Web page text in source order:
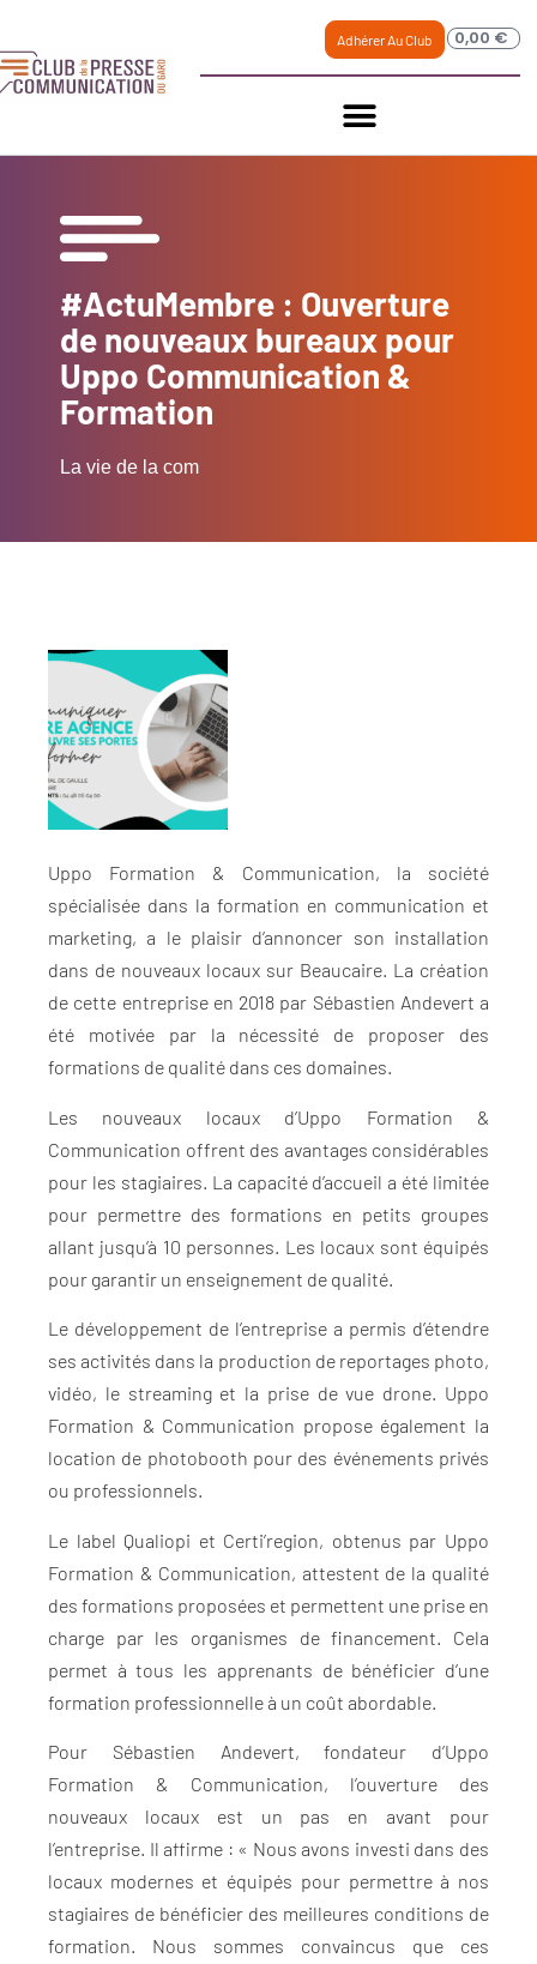
Adhérer Au Club 0,00 €
#ActuMembre : Ouverture
de nouveaux bureaux pour
Uppo Communication &
Formation
La vie de la com
Uppo Formation & Communication, la société
spécialisée dans la formation en communication et
marketing, a le plaisir d’annoncer son installation
dans de nouveaux locaux sur Beaucaire. La création
de cette entreprise en 2018 par Sébastien Andevert a
été motivée par la nécessité de proposer des
formations de qualité dans ces domaines.
Les nouveaux locaux d’Uppo Formation &
Communication offrent des avantages considérables
pour les stagiaires. La capacité d’accueil a été limitée
pour permettre des formations en petits groupes
allant jusqu’à 10 personnes. Les locaux sont équipés
pour garantir un enseignement de qualité.
Le développement de l’entreprise a permis d’étendre
ses activités dans la production de reportages photo,
vidéo, le streaming et la prise de vue drone. Uppo
Formation & Communication propose également la
location de photobooth pour des événements privés
ou professionnels.
Le label Qualiopi et Certi’region, obtenus par Uppo
Formation & Communication, attestent de la qualité
des formations proposées et permettent une prise en
charge par les organismes de financement. Cela
permet à tous les apprenants de bénéficier d’une
formation professionnelle à un coût abordable.
Pour Sébastien Andevert, fondateur d’Uppo
Formation & Communication, l’ouverture des
nouveaux locaux est un pas en avant pour
l’entreprise. Il affirme : « Nous avons investi dans des
locaux modernes et équipés pour permettre à nos
stagiaires de bénéficier des meilleures conditions de
formation. Nous sommes convaincus que ces